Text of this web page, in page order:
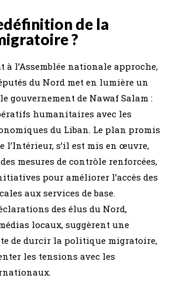
de la
?
à l’Assemblée nationale approche,
du Nord met en lumière un
gouvernement de Nawaf Salam :
humanitaires avec les
du Liban. Le plan promis
l’Intérieur, s’il est mis en œuvre,
mesures de contrôle renforcées,
pour améliorer l’accès des
aux services de base.
des élus du Nord,
locaux, suggèrent une
de durcir la politique migratoire,
les tensions avec les